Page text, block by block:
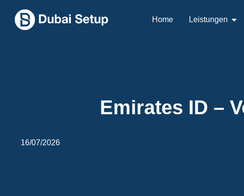
Home Leistungen
Emirates ID –
16/07/2026